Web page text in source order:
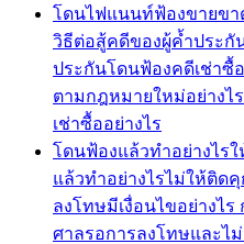
โดนไฟแนนท์ฟ้องขายขา
วิธีต่อสู้คดีของผู้ค้ำประกั
ประกันโดนฟ้องคดีเช่าซื้
ตามกฎหมายใหม่อย่างไ
เช่าซื้ออย่างไร
โดนฟ้องแล้วทำอย่างไร
แล้วทำอย่างไรไม่ให้ติด
ลงโทษมีเงื่อนไขอย่างไ
ศาลรอการลงโทษและไ